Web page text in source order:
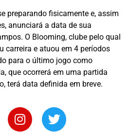
preparando fisicamente e, assim
anunciará a data de sua
O Blooming, clube pelo qual
carreira e atuou em 4 períodos
para o último jogo como
que ocorrerá em uma partida
terá data definida em breve.